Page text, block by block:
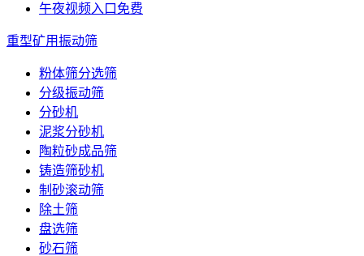
午夜视频入口免费
重型矿用振动筛
粉体筛分选筛
分级振动筛
分砂机
泥浆分砂机
陶粒砂成品筛
铸造筛砂机
制砂滚动筛
除土筛
盘选筛
砂石筛